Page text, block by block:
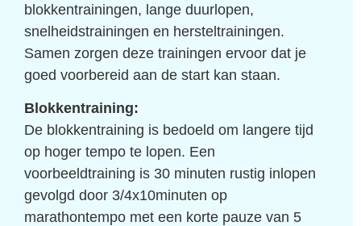
blokkentrainingen, lange duurlopen,
snelheidstrainingen en hersteltrainingen.
Samen zorgen deze trainingen ervoor dat je
goed voorbereid aan de start kan staan.
Blokkentraining:
De blokkentraining is bedoeld om langere tijd
op hoger tempo te lopen. Een
voorbeeldtraining is 30 minuten rustig inlopen
gevolgd door 3/4x10minuten op
marathontempo met een korte pauze van 5